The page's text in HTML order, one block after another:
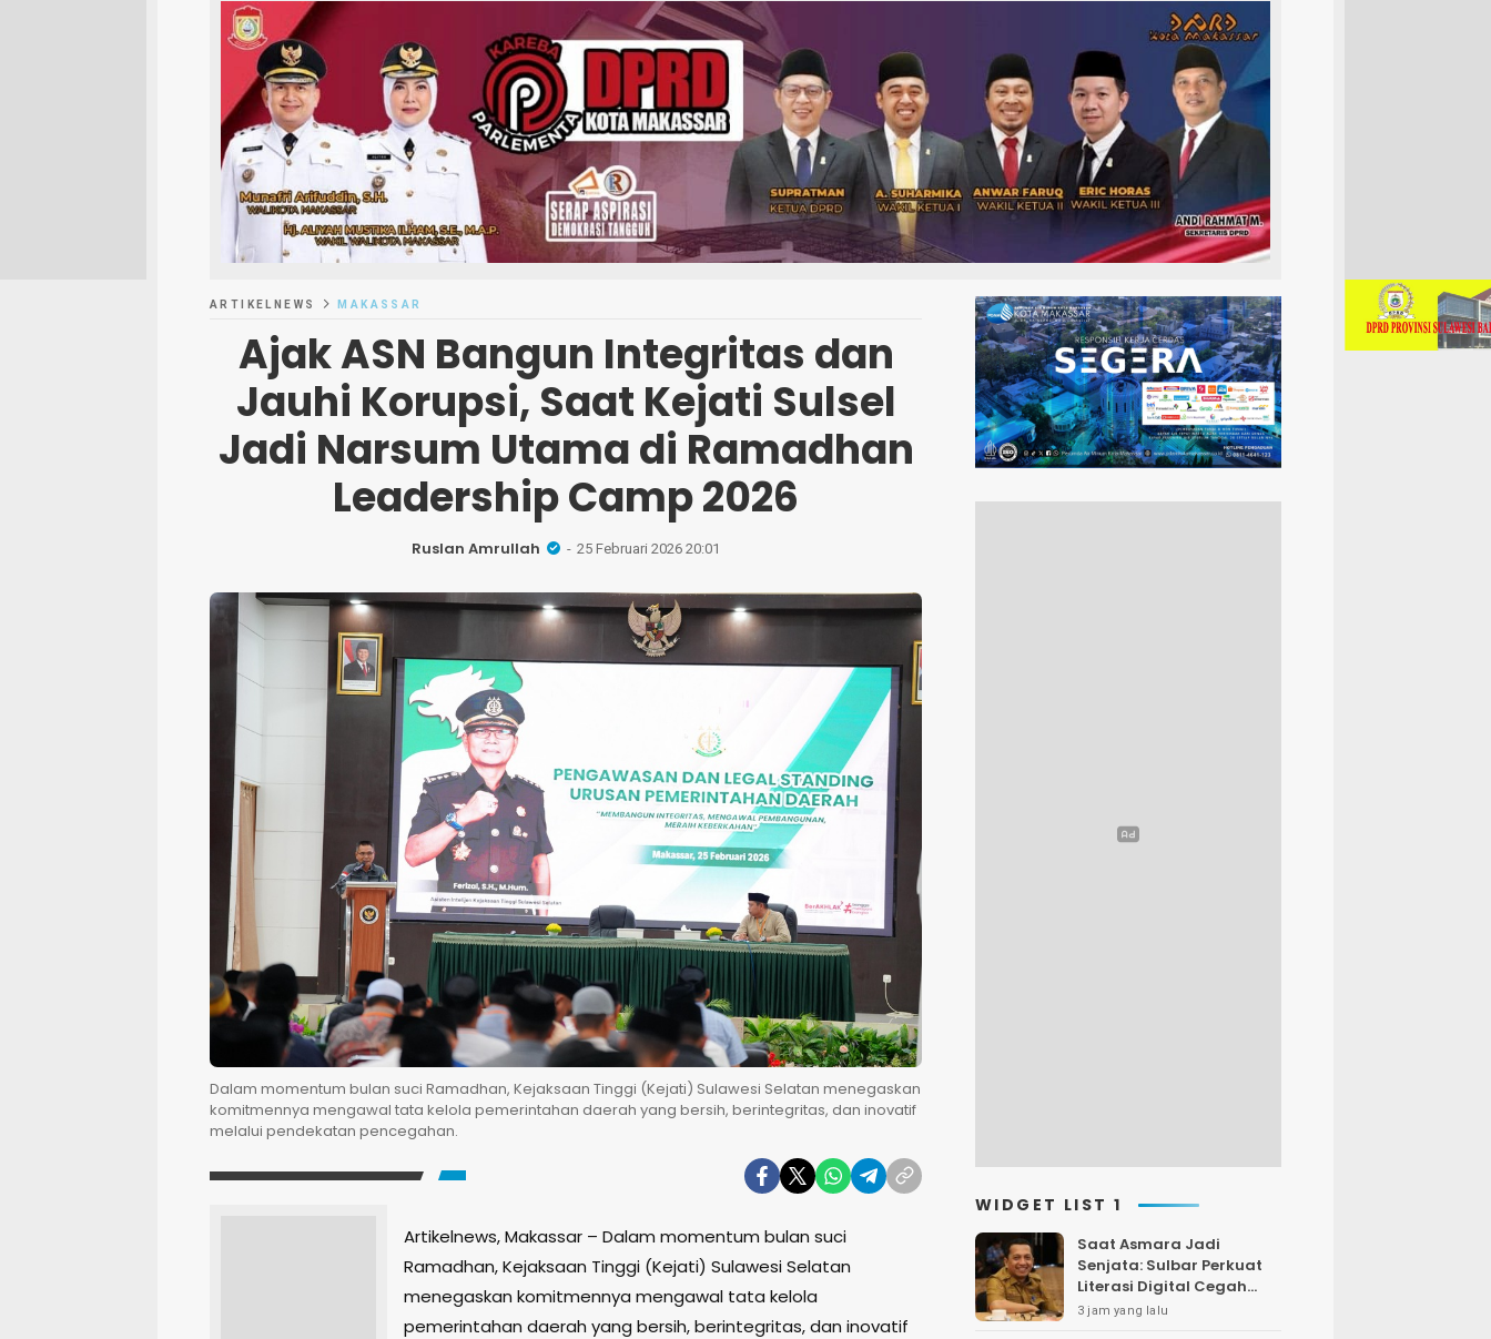
ARTIKELNEWS MAKASSAR
Ajak ASN Bangun Integritas dan
Jauhi Korupsi, Saat Kejati Sulsel
Jadi Narsum Utama di Ramadhan
Leadership Camp 2026
Ruslan Amrullah 25 Februari 2026 20:01
Dalam momentum bulan suci Ramadhan, Kejaksaan Tinggi (Kejati) Sulawesi Selatan menegaskan
komitmennya mengawal tata kelola pemerintahan daerah yang bersih, berintegritas, dan inovatif
melalui pendekatan pencegahan.
Artikelnews, Makassar – Dalam momentum bulan suci
Ramadhan, Kejaksaan Tinggi (Kejati) Sulawesi Selatan
menegaskan komitmennya mengawal tata kelola
pemerintahan daerah yang bersih, berintegritas, dan inovatif
WIDGET LIST 1
Saat Asmara Jadi
Senjata: Sulbar Perkuat
Literasi Digital Cegah
Kejahatan Love
3 jam yang lalu